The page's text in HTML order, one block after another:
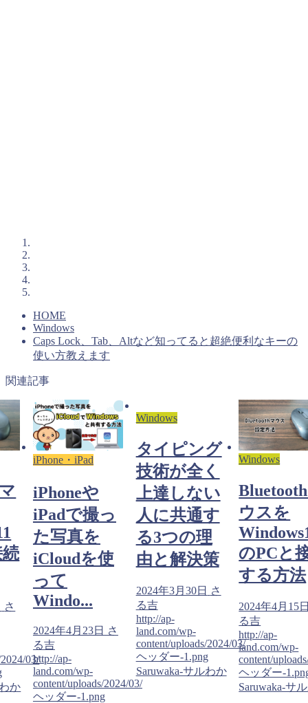
HOME
Windows
Caps Lock、Tab、Altなど知ってると超絶便利なキーの
使い方教えます
関連記事
さ
03/
か
iPhone・iPad
iPhoneや
iPadで撮っ
た写真を
iCloudを使
って
Windo...
2024年4月23日 さ
る吉
http://ap-
land.com/wp-
content/uploads/2024/03/
ヘッダー-1.png
Windows
タイピング
技術が全く
上達しない
人に共通す
る3つの理
由と解決策
2024年3月30日 さ
る吉
http://ap-
land.com/wp-
content/uploads/2024/03/
ヘッダー-1.png
Saruwaka-サルわか
Windows
ウスを
のPCと
する方法
2024年4月15
る吉
http://ap-
land.com/wp-
content/
ヘッダー-
Saruwaka-サ